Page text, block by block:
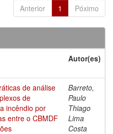
Anterior 1 Póximo
Autor(es)
de análise
de
incêndio por
entre o CBMDF
Barreto,
Paulo
Thiago
Lima
Costa